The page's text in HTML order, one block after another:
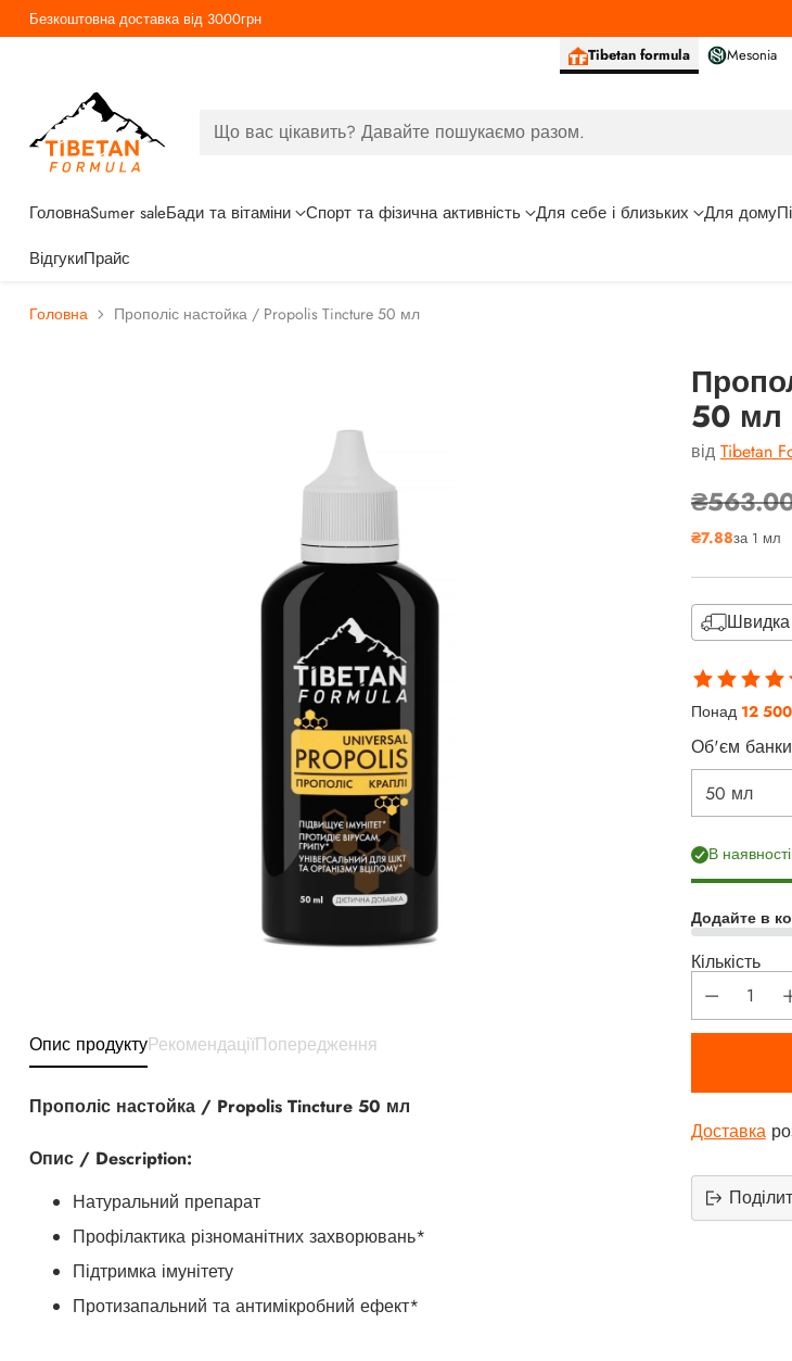
Tibetan formula Mesonia
Що вас цікавить? Давайте пошукаємо разом.
ГоловнаSumer saleБади та вітаміни Спорт та фізична активність Для себе і близьких Для дому
ВідгукиПрайс
Безкоштовна доставка від 3000грн
Головна Прополіс настойка / Propolis Tincture 50 мл
Опис продуктуРекомендаціїПопередження
Прополіс настойка / Propolis Tincture 50 мл
Опис / Description:
Натуральний препарат
Профілактика різноманітних захворювань*
Підтримка імунітету
Протизапальний та антимікробний ефект*
50 мл
від Tibetan
ціна
₴7.88за 1 мл
Швидка
Понад 12 500
Об'єм
В наявності
Додайте в
Кількість
Доставка